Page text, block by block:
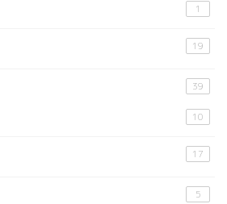
1
19
39
10
17
5